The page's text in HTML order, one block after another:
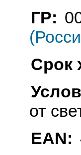
ГР:
Срок
от
EAN: